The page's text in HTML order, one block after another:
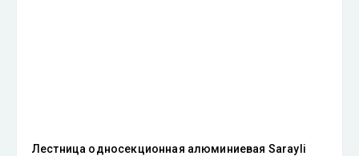
Лестница односекционная алюминиевая Sarayli